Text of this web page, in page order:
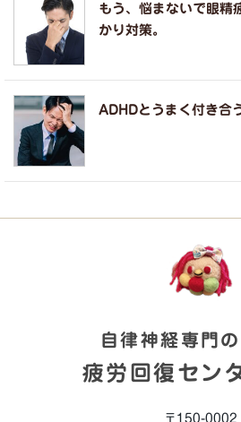
もう、悩まないで眼精
かり対策。
ADHDとうまく付き合
自律神経専門
疲労回復セン
〒150-0002